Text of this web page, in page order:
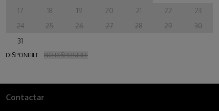
17
18 19 20 21 22
23
24
25 26 27 28 29
30
31
DISPONIBLE NO DISPONIBLE
Contactar